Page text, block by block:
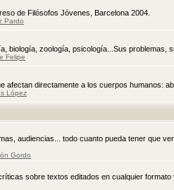
de Filósofos Jóvenes, Barcelona 2004.
Pardo
biología, zoología, psicología...Sus problemas,
Felipe
afectan directamente a los cuerpos humanos:
López
audiencias... todo cuanto pueda tener que
Gordo
sobre textos editados en cualquier